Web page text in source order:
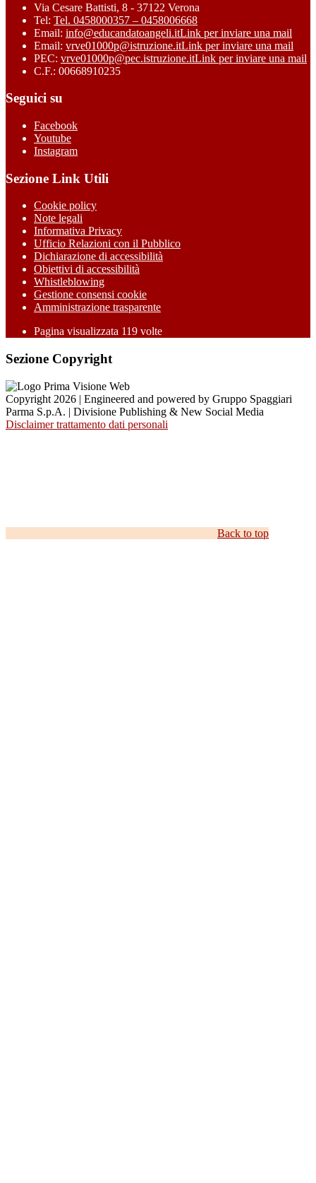
Via Cesare Battisti, 8 - 37122 Verona
Tel: Tel. 0458000357 – 0458006668
Email: info@educandatoangeli.itLink per inviare una mail
Email: vrve01000p@istruzione.itLink per inviare una mail
PEC: vrve01000p@pec.istruzione.itLink per inviare una mail
C.F.: 00668910235
Seguici su
Facebook
Youtube
Instagram
Sezione Link Utili
Cookie policy
Note legali
Informativa Privacy
Ufficio Relazioni con il Pubblico
Dichiarazione di accessibilità
Obiettivi di accessibilità
Whistleblowing
Gestione consensi cookie
Amministrazione trasparente
Pagina visualizzata 119 volte
Sezione Copyright
Copyright 2026 | Engineered and powered by Gruppo Spaggiari
Parma S.p.A. | Divisione Publishing & New Social Media
Disclaimer trattamento dati personali
Back to top